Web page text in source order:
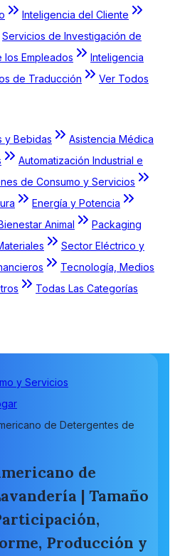
Inteligencia del Cliente
Servicios de Investigación de
los Empleados
Inteligencia
de Traducción
Ver Todos
y Bebidas
Asistencia Médica
Automatización Industrial e
de Consumo y Servicios
Energía y Potencia
Animal
Packaging
Sector Eléctrico y
Tecnología, Medios
Todas Las Categorías
y Servicios
de Detergentes de
de
| Tamaño
Producción y